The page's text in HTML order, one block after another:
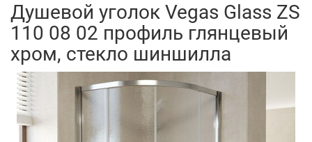
Душевой уголок Vegas Glass ZS
110 08 02 профиль глянцевый
хром, стекло шиншилла